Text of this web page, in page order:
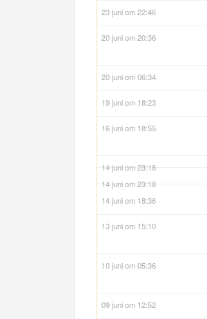
23 juni om 22:46
20 juni om 20:36
20 juni om 06:34
19 juni om 18:23
16 juni om 18:55
14 juni om 23:18
14 juni om 23:18
14 juni om 18:36
13 juni om 15:10
10 juni om 05:36
09 juni om 12:52